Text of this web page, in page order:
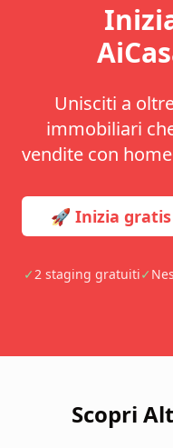
Unisciti a
immobiliari
vendite con
🚀 Inizia gratis
✓2 staging gratuiti✓
Scopri